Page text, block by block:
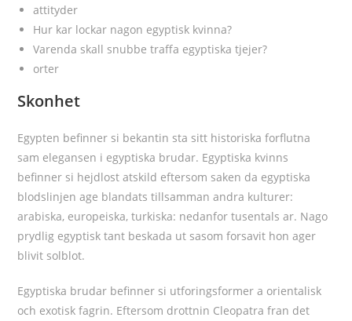
attityder
Hur kar lockar nagon egyptisk kvinna?
Varenda skall snubbe traffa egyptiska tjejer?
orter
Skonhet
Egypten befinner si bekantin sta sitt historiska forflutna
sam elegansen i egyptiska brudar. Egyptiska kvinns
befinner si hejdlost atskild eftersom saken da egyptiska
blodslinjen age blandats tillsamman andra kulturer:
arabiska, europeiska, turkiska: nedanfor tusentals ar. Nago
prydlig egyptisk tant beskada ut sasom forsavit hon ager
blivit solblot.
Egyptiska brudar befinner si utforingsformer a orientalisk
och exotisk fagrin. Eftersom drottnin Cleopatra fran det